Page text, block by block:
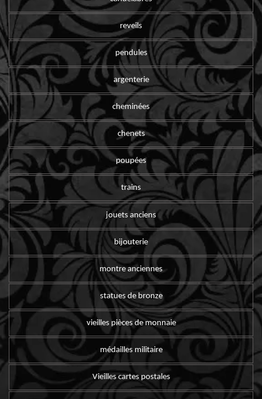
reveils
pendules
argenterie
cheminées
chenets
poupées
trains
jouets anciens
bijouterie
montre anciennes
statues de bronze
vieilles pièces de monnaie
médailles militaire
Vieilles cartes postales